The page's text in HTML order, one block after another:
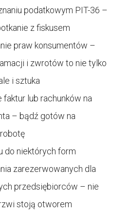
podatkowym PIT-36 –
z fiskusem
praw konsumentów –
i zwrotów to nie tylko
i sztuka
faktur lub rachunków na
– bądź gotów na
do niektórych form
zarezerwowanych dla
przedsiębiorców – nie
stoją otworem